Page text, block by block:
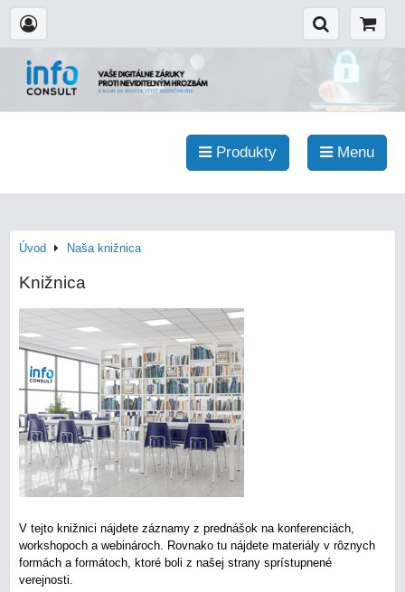
Produkty Menu
Úvod Naša knižnica
Knižnica
V tejto knižnici nájdete záznamy z prednášok na konferenciách,
workshopoch a webinároch. Rovnako tu nájdete materiály v rôznych
formách a formátoch, ktoré boli z našej strany sprístupnené
verejnosti.